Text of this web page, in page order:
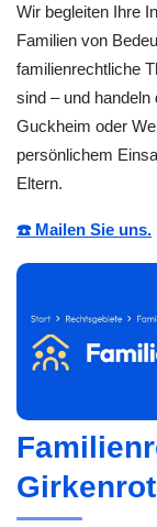
Wir begleiten Ihre
Familien von
familienrechtliche
sind – und
Guckheim oder
persönlichem
Eltern.
☎️ Mailen Sie uns.